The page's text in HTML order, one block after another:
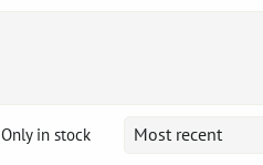
Most recent
Only in stock